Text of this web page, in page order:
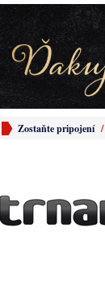
Zostaňte pripojení /